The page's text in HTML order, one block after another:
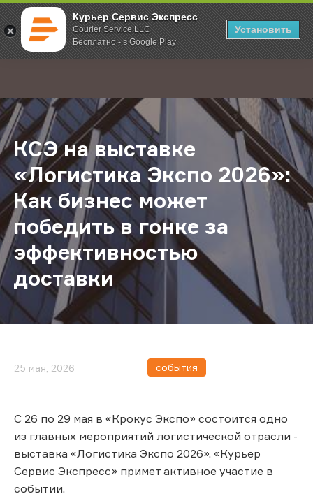
Курьер Сервис Экспресс
Courier Service LLC
Бесплатно - в Google Play
Установить
; Главная О компании Новости КСЭ на выставке «Логистика
КСЭ на выставке
«Логистика Экспо 2026»:
Как бизнес может
победить в гонке за
эффективностью
доставки
25 мая, 2026 события
С 26 по 29 мая в «Крокус Экспо» состоится одно
из главных мероприятий логистической отрасли -
выставка «Логистика Экспо 2026». «Курьер
Сервис Экспресс» примет активное участие в
событии.